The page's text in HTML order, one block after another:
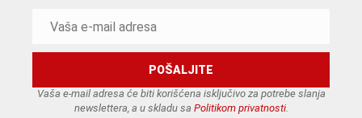
Vaša e-mail adresa će biti korišćena isključivo za potrebe slanja
newslettera, a u skladu sa Politikom privatnosti.